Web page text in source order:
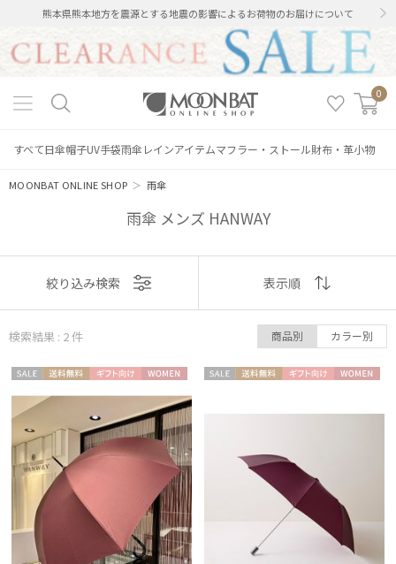
熊本県熊本地方を震源とする地震の影響によるお荷物のお届けについて
0
すべて日傘帽子UV手袋雨傘 レインアイテムマフラー・ストール財布・革小物
MOONBAT ONLINE SHOP ＞雨傘
雨傘 メンズ HANWAY
絞り込み
レディース メンズ
カテゴリー
ブランド
HANWAY
表示
おすすめ
価格の高い
順
価格の低い
順
絞り込み検索 表示順
検索結果 : 2件 商品別 カラー別
ル
N